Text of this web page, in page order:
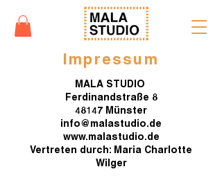
Impressum
MALA STUDIO
Ferdinandstraße 8
48147 Münster
info@malastudio.de
www.malastudio.de
Vertreten durch: Maria Charlotte
Wilger